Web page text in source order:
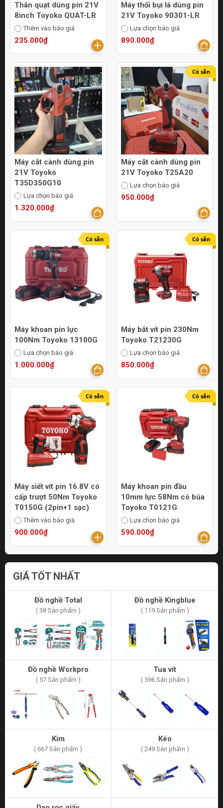
Thân quạt dùng pin 21V
8inch Toyoko QUAT-LR
Thêm vào báo giá
235.000₫
Máy thổi bụi lá dùng pin
21V Toyoko 90301-LR
Lựa chọn báo giá
890.000₫
Máy cắt cành dùng pin
21V Toyoko
T35D350G10
Lựa chọn báo giá
1.320.000₫
Có sẵn
Máy cắt cành dùng pin
21V Toyoko T25A20
Lựa chọn báo giá
950.000₫
Có sẵn
Máy khoan pin lực
100Nm Toyoko 13100G
Lựa chọn báo giá
1.000.000₫
Có sẵn
Máy bắt vít pin 230Nm
Toyoko T21230G
Lựa chọn báo giá
850.000₫
Có sẵn
Máy siết vít pin 16.8V có
cấp trượt 50Nm Toyoko
T0150G (2pin+1 sạc)
Thêm vào báo giá
900.000₫
Có sẵn
Máy khoan pin đầu
10mm lực 58Nm có búa
Toyoko T0121G
Lựa chọn báo giá
590.000₫
GIÁ TỐT NHẤT
Đồ nghề Total
( 38 Sản phẩm )
Đồ nghề Kingblue
( 119 Sản phẩm )
Đồ nghề Workpro
( 57 Sản phẩm )
Tua vít
( 596 Sản phẩm )
Kìm
( 667 Sản phẩm )
Kéo
( 249 Sản phẩm )